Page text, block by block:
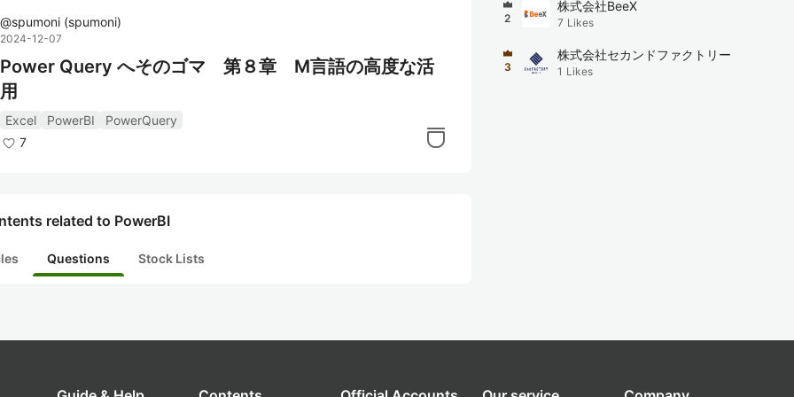
@spumoni (spumoni)
2024-12-07
Power Query へそのゴマ 第８章 M言語の高度な活
用
Excel PowerBI
PowerQuery
7
related to PowerBI
Questions Stock Lists
2
株式会社BeeX
7 Likes
3
株式会社セカンドファクトリー
1 Likes